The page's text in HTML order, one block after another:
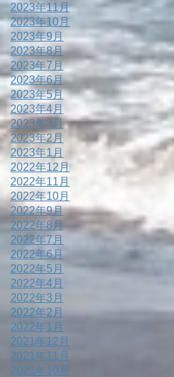
2023年11月
2023年10月
2023年9月
2023年8月
2023年7月
2023年6月
2023年5月
2023年4月
2023年3月
2023年2月
2023年1月
2022年12月
2022年11月
2022年10月
2022年9月
2022年8月
2022年7月
2022年6月
2022年5月
2022年4月
2022年3月
2022年2月
2022年1月
2021年12月
2021年11月
2021年10月